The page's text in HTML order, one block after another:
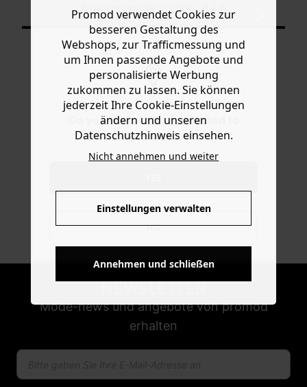
Do you want to be redirected to
www.promod.com ?
NO
Angezeigte Produkte: 4 / 4
KOSTENFREIE LIEFERUNG
Ab 60€*
NEWSLETTER
Mode-news und angebote von promod
erhalten
Promod verwendet Cookies zur
besseren Gestaltung des
Webshops, zur Trafficmessung und
um Ihnen passende Angebote und
personalisierte Werbung
zukommen zu lassen. Sie können
jederzeit Ihre Cookie-Einstellungen
ändern und unseren
Datenschutzhinweis einsehen.
Nicht annehmen und weiter
Einstellungen verwalten
Annehmen und schließen